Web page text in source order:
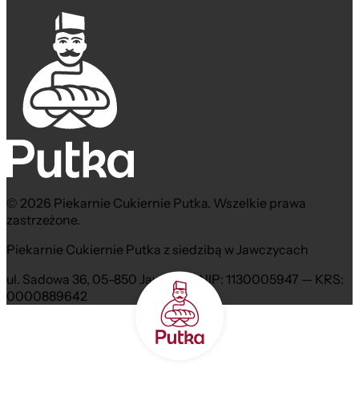
© 2026 Piekarnie Cukiernie Putka. Wszelkie prawa
zastrzeżone.
Piekarnie Cukiernie Putka z siedzibą w Jawczycach
ul. Sadowa 36, 05-850 Jawczyce NIP: 1130005947 — KRS:
0000889642